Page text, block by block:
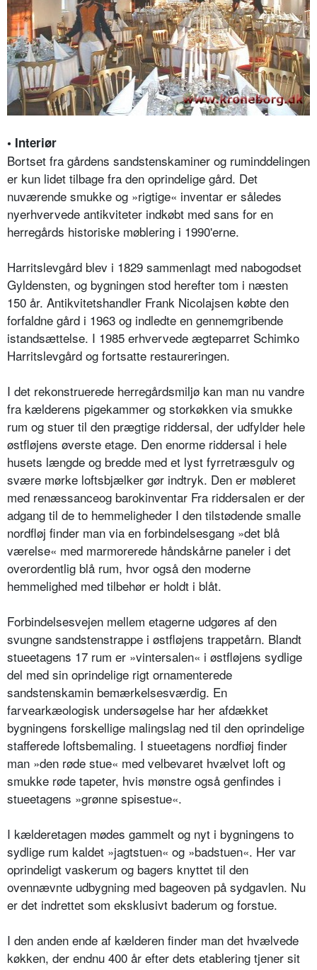
• Interiør
Bortset fra gårdens sandstenskaminer og ruminddelingen
er kun lidet tilbage fra den oprindelige gård. Det
nuværende smukke og »rigtige« inventar er således
nyerhvervede antikviteter indkøbt med sans for en
herregårds historiske møblering i 1990'erne.
Harritslevgård blev i 1829 sammenlagt med nabogodset
Gyldensten, og bygningen stod herefter tom i næsten
150 år. Antikvitetshandler Frank Nicolajsen købte den
forfaldne gård i 1963 og indledte en gennemgribende
istandsættelse. I 1985 erhvervede ægteparret Schimko
Harritslevgård og fortsatte restaureringen.
I det rekonstruerede herregårdsmiljø kan man nu vandre
fra kælderens pigekammer og storkøkken via smukke
rum og stuer til den prægtige riddersal, der udfylder hele
østfløjens øverste etage. Den enorme riddersal i hele
husets længde og bredde med et lyst fyrretræsgulv og
svære mørke loftsbjælker gør indtryk. Den er møbleret
med renæssanceog barokinventar Fra riddersalen er der
adgang til de to hemmeligheder I den tilstødende smalle
nordfløj finder man via en forbindelsesgang »det blå
værelse« med marmorerede håndskårne paneler i det
overordentlig blå rum, hvor også den moderne
hemmelighed med tilbehør er holdt i blåt.
Forbindelsesvejen mellem etagerne udgøres af den
svungne sandstenstrappe i østfløjens trappetårn. Blandt
stueetagens 17 rum er »vintersalen« i østfløjens sydlige
del med sin oprindelige rigt ornamenterede
sandstenskamin bemærkelsesværdig. En
farvearkæologisk undersøgelse har her afdækket
bygningens forskellige malingslag ned til den oprindelige
stafferede loftsbemaling. I stueetagens nordfiøj finder
man »den røde stue« med velbevaret hvælvet loft og
smukke røde tapeter, hvis mønstre også genfindes i
stueetagens »grønne spisestue«.
I kælderetagen mødes gammelt og nyt i bygningens to
sydlige rum kaldet »jagtstuen« og »badstuen«. Her var
oprindeligt vaskerum og bagers knyttet til den
ovennævnte udbygning med bageoven på sydgavlen. Nu
er det indrettet som eksklusivt baderum og forstue.
I den anden ende af kælderen finder man det hvælvede
køkken, der endnu 400 år efter dets etablering tjener sit